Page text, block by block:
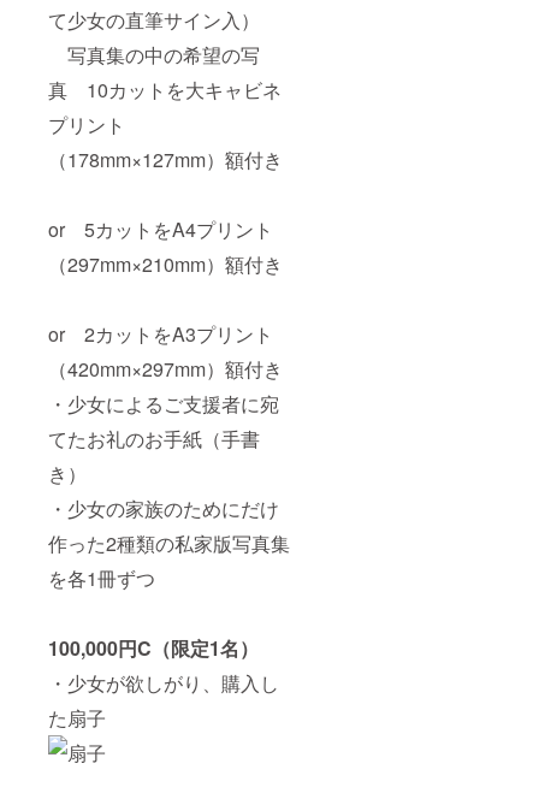
て少女の直筆サイン入）
写真集の中の希望の写
真 10カットを大キャビネ
プリント
（178mm×127mm）額付き
or 5カットをA4プリント
（297mm×210mm）額付き
or 2カットをA3プリント
（420mm×297mm）額付き
・少女によるご支援者に宛
てたお礼のお手紙（手書
き）
・少女の家族のためにだけ
作った2種類の私家版写真集
を各1冊ずつ
100,000円C（限定1名）
・少女が欲しがり、購入し
た扇子